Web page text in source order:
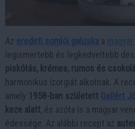
Az eredeti somlói galuska a
legismertebb és legkedveltebb
piskótás, krémes, rumos és
harmonikus ízorgiát alkotnak. A
amely 1958-ban született Gellért
keze alatt, és azóta is a magyar
édessége. Az alábbi recept az